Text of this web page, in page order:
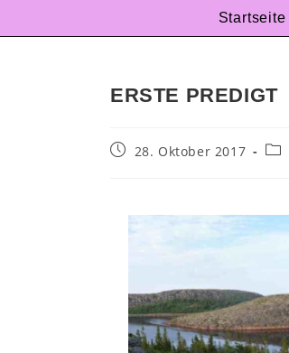
Startseite
ERSTE PREDIGT
28. Oktober 2017